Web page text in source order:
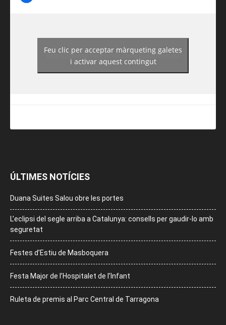
https://www.facebook.com/guiadereus/
Feu clic per acceptar màrqueting galetes
i activar aquest contingut
ÚLTIMES NOTÍCIES
Duana Suites Salou obre les portes
L’eclipsi del segle arriba a Catalunya: consells per gaudir-lo amb
seguretat
Festes d’Estiu de Masboquera
Festa Major de l’Hospitalet de l’Infant
Ruleta de premis al Parc Central de Tarragona